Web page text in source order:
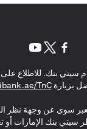
سيتي بنك. للاطلاع
بزيارةTnC
تعبر سوى عن وجهة نظر
سيتي بنك الإمارات أو